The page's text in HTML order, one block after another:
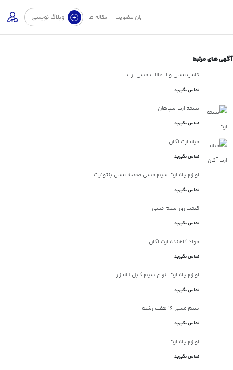
پلن عضویت مقاله ها وبلاگ نویسی
آگهی های مرتبط
کلمپ مسی و اتصالات مسی ارت
تماس بگیرید
تسمه ارت سپاهان
تماس بگیرید
میله ارت آکان
تماس بگیرید
لوازم چاه ارت سیم مسی صفحه مسی بنتونیت
تماس بگیرید
قیمت روز سیم مسی
تماس بگیرید
مواد کاهنده ارت آکان
تماس بگیرید
لوازم چاه ارت انواع سیم کابل لاله زار
تماس بگیرید
سیم مسی 16 هفت رشته
تماس بگیرید
لوازم چاه ارت
تماس بگیرید